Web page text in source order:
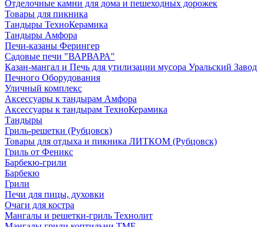
Отделочные камни для дома и пешеходных дорожек
Товары для пикника
Тандыры ТехноКерамика
Тандыры Амфора
Печи-казаны Ферингер
Садовые печи "ВАРВАРА"
Казан-мангал и Печь для утилизации мусора Уральский Завод
Печного Оборудования
Уличный комплекс
Аксессуары к тандырам Амфора
Аксессуары к тандырам ТехноКерамика
Тандыры
Гриль-решетки (Рубцовск)
Товары для отдыха и пикника ЛИТКОМ (Рубцовск)
Гриль от Феникс
Барбекю-грили
Барбекю
Грили
Печи для пицы, духовки
Очаги для костра
Мангалы и решетки-гриль Технолит